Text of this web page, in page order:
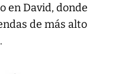
en David, donde
de más alto